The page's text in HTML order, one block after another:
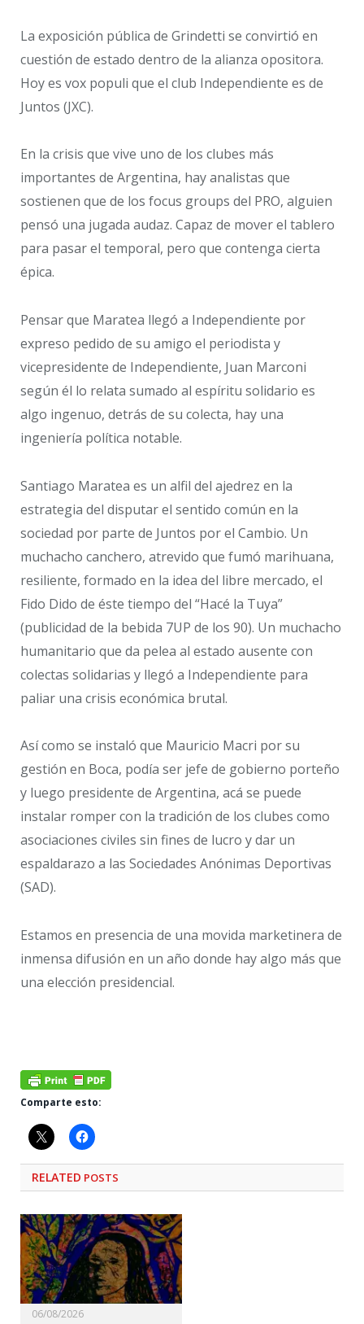
La exposición pública de Grindetti se convirtió en
cuestión de estado dentro de la alianza opositora.
Hoy es vox populi que el club Independiente es de
Juntos (JXC).
En la crisis que vive uno de los clubes más
importantes de Argentina, hay analistas que
sostienen que de los focus groups del PRO, alguien
pensó una jugada audaz. Capaz de mover el tablero
para pasar el temporal, pero que contenga cierta
épica.
Pensar que Maratea llegó a Independiente por
expreso pedido de su amigo el periodista y
vicepresidente de Independiente, Juan Marconi
según él lo relata sumado al espíritu solidario es
algo ingenuo, detrás de su colecta, hay una
ingeniería política notable.
Santiago Maratea es un alfil del ajedrez en la
estrategia del disputar el sentido común en la
sociedad por parte de Juntos por el Cambio. Un
muchacho canchero, atrevido que fumó marihuana,
resiliente, formado en la idea del libre mercado, el
Fido Dido de éste tiempo del “Hacé la Tuya”
(publicidad de la bebida 7UP de los 90). Un muchacho
humanitario que da pelea al estado ausente con
colectas solidarias y llegó a Independiente para
paliar una crisis económica brutal.
Así como se instaló que Mauricio Macri por su
gestión en Boca, podía ser jefe de gobierno porteño
y luego presidente de Argentina, acá se puede
instalar romper con la tradición de los clubes como
asociaciones civiles sin fines de lucro y dar un
espaldarazo a las Sociedades Anónimas Deportivas
(SAD).
Estamos en presencia de una movida marketinera de
inmensa difusión en un año donde hay algo más que
una elección presidencial.
Comparte esto:
RELATED POSTS
06/08/2026